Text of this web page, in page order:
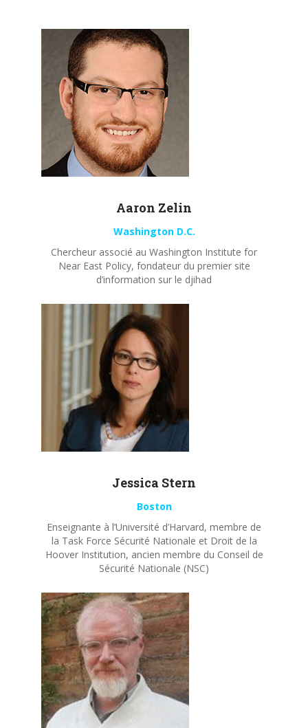
Aaron Zelin
Washington D.C.
Chercheur associé au Washington Institute for
Near East Policy, fondateur du premier site
d’information sur le djihad
Jessica Stern
Boston
Enseignante à l’Université d’Harvard, membre de
la Task Force Sécurité Nationale et Droit de la
Hoover Institution, ancien membre du Conseil de
Sécurité Nationale (NSC)